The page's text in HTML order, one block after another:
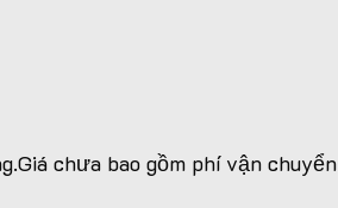
chưa bao gồm phí vận chuyển